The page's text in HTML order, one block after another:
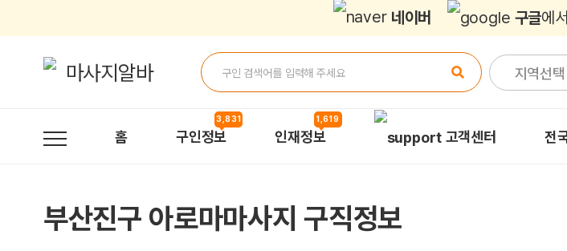
네이버 구글에서
지역선택
홈 구인정보
3,831
인재정보
1,619
고객센터 전
부산진구 아로마마사지 구직정보